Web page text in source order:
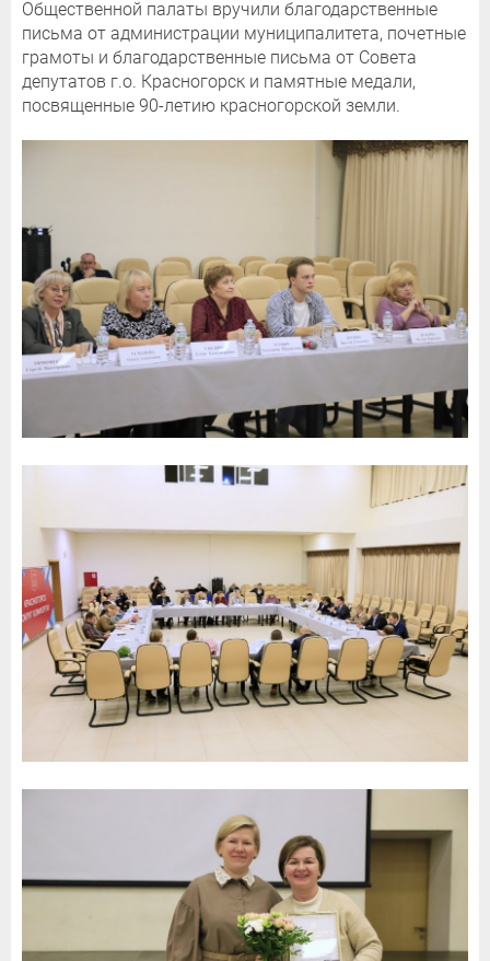
Общественной палаты вручили благодарственные
письма от администрации муниципалитета, почетные
грамоты и благодарственные письма от Совета
депутатов г.о. Красногорск и памятные медали,
посвященные 90-летию красногорской земли.